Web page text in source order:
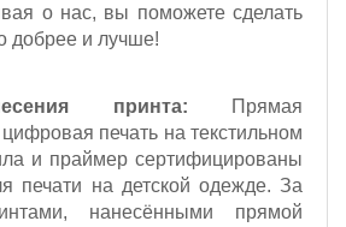
о нас, вы поможете сделать
добрее и лучше!
принта: Прямая
печать на текстильном
и праймер сертифицированы
печати на детской одежде. За
нанесёнными прямой